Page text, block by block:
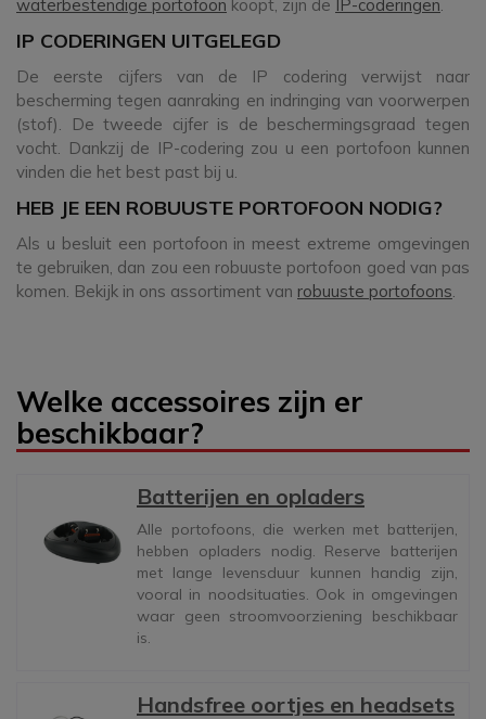
waterbestendige portofoon koopt, zijn de IP-coderingen
IP CODERINGEN UITGELEGD
De eerste cijfers van de IP codering verwijst naar
bescherming tegen aanraking en indringing van voorwerpen
(stof). De tweede cijfer is de beschermingsgraad tegen
vocht. Dankzij de IP-codering zou u een portofoon kunnen
vinden die het best past bij u.
HEB JE EEN ROBUUSTE PORTOFOON NODIG?
Als u besluit een portofoon in meest extreme omgevingen
te gebruiken, dan zou een robuuste portofoon goed van pas
komen. Bekijk in ons assortiment van robuuste portofoons
Welke accessoires zijn er
beschikbaar?
Batterijen en opladers
Alle portofoons, die werken met batterijen,
hebben opladers nodig. Reserve batterijen
met lange levensduur kunnen handig zijn,
vooral in noodsituaties. Ook in omgevingen
waar geen stroomvoorziening beschikbaar
is.
Handsfree oortjes en headsets